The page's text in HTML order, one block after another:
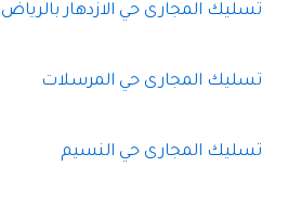
تسليك المجارى حي الازدهار بالرياض
تسليك المجارى حي المرسلات
تسليك المجارى حي النسيم